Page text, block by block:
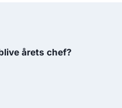
årets chef?